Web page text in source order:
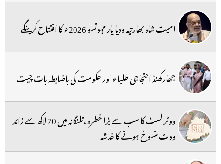
امیت شاہ بھارتیہ ودیا پار مہوتسو 2026ء کا افتتاح کرینگے
جھارکھنڈ احتجاجی طلباء اور حکومت کی باضابطہ بات چیت
ووٹر لسٹ کا سب سے بڑا خطرہ ،تلنگانہ میں 70 لاکھ سے زائد
ووٹ منسوخ ہونے کا خدشہ